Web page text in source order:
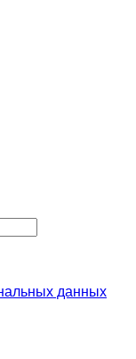
данных